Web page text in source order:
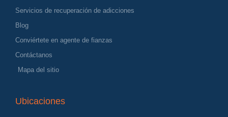
Servicios de recuperación de adicciones
Blog
Conviértete en agente de fianzas
Contáctanos
Mapa del sitio
Ubicaciones